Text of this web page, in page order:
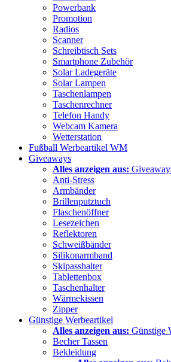
Powerbank
Promotion
Radios
Scanner
Schreibtisch Sets
Smartphone Zubehör
Solar Ladegeräte
Solar Lampen
Taschenlampen
Taschenrechner
Telefon Handy
Webcam Kamera
Wetterstation
Fußball Werbeartikel WM
Giveaways
Alles anzeigen aus:
Anti-Stress
Armbänder
Brillenputztuch
Flaschenöffner
Lesezeichen
Reflektoren
Schweißbänder
Silikonarmband
Skipasshalter
Tablettenbox
Taschenhalter
Wärmekissen
Zipper
Günstige Werbeartikel
Alles anzeigen aus: Günstige
Becher Tassen
Bekleidung